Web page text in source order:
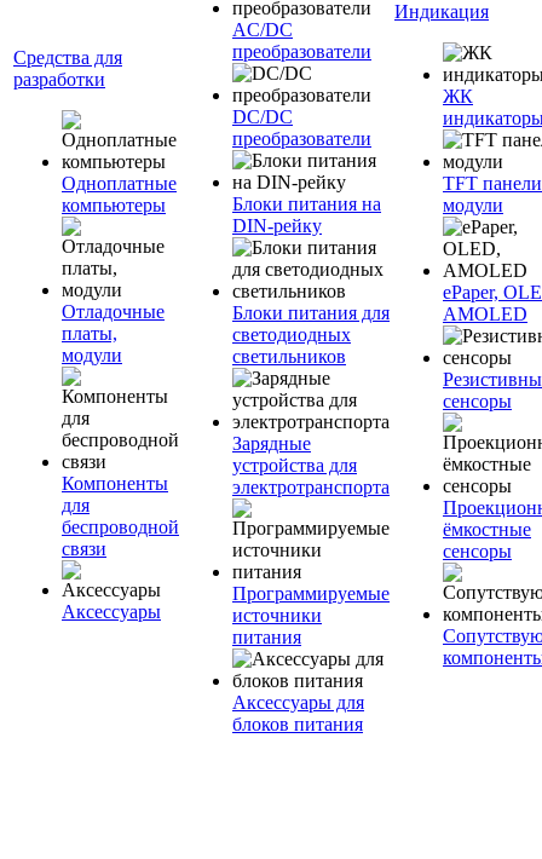
Средства для
разработки
Одноплатные
компьютеры
Отладочные
платы,
модули
Компоненты
для
беспроводной
связи
Аксессуары
AC/DC
преобразователи
DC/DC
преобразователи
Блоки питания на
DIN-рейку
Блоки питания для
светодиодных
светильников
Зарядные
устройства для
электротранспорта
Программируемые
источники
питания
Аксессуары для
блоков питания
Индикация
ЖК
TFT
модули
ePaper,
AMOLED
сенсоры
ёмкостные
сенсоры